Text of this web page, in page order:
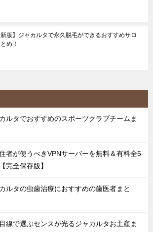
新版】ジャカルタで永久脱毛ができるおすすめサロ
め！
ルタでおすすめのスポーツクラブチームま
者が使うべきVPNサーバーを無料＆有料全5
完全保存版】
ルタの虫歯治療におすすめの歯医者まと
線で選ぶセンスが光るジャカルタお土産ま